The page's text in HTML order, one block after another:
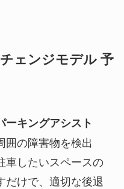
ェンジモデル 予
ーキングアシスト
囲の障害物を検出
車したいスペースの
だけで、適切な後退